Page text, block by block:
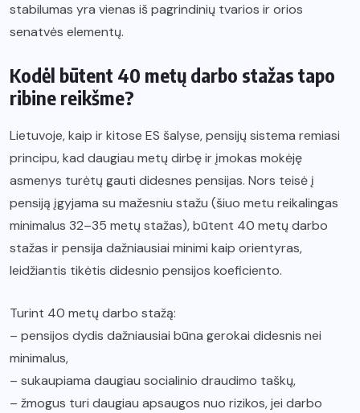
stabilumas yra vienas iš pagrindinių tvarios ir orios
senatvės elementų.
Kodėl būtent 40 metų darbo stažas tapo
ribine reikšme?
Lietuvoje, kaip ir kitose ES šalyse, pensijų sistema remiasi
principu, kad daugiau metų dirbę ir įmokas mokėję
asmenys turėtų gauti didesnes pensijas. Nors teisė į
pensiją įgyjama su mažesniu stažu (šiuo metu reikalingas
minimalus 32–35 metų stažas), būtent 40 metų darbo
stažas ir pensija dažniausiai minimi kaip orientyras,
leidžiantis tikėtis didesnio pensijos koeficiento.
Turint 40 metų darbo stažą:
– pensijos dydis dažniausiai būna gerokai didesnis nei
minimalus,
– sukaupiama daugiau socialinio draudimo taškų,
– žmogus turi daugiau apsaugos nuo rizikos, jei darbo